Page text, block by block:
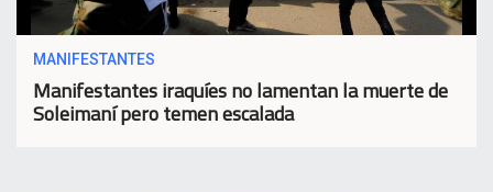
MANIFESTANTES
Manifestantes iraquíes no lamentan la muerte de
Soleimaní pero temen escalada